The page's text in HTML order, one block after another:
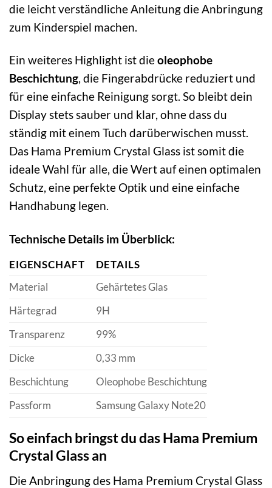
die leicht verständliche Anleitung die Anbringung
zum Kinderspiel machen.
Ein weiteres Highlight ist dieoleophobe
Beschichtung, die Fingerabdrücke reduziert und
für eine einfache Reinigung sorgt. So bleibt dein
Display stets sauber und klar, ohne dass du
ständig mit einem Tuch darüberwischen musst.
Das Hama Premium Crystal Glass ist somit die
ideale Wahl für alle, die Wert auf einen optimalen
Schutz, eine perfekte Optik und eine einfache
Handhabung legen.
Technische Details im Überblick:
EIGENSCHAFT
DETAILS
Material
Gehärtetes Glas
Härtegrad
9H
Transparenz
99%
Dicke
0,33 mm
Beschichtung
Oleophobe Beschichtung
Passform
Samsung Galaxy Note20
So einfach bringst du das Hama Premium
Crystal Glass an
Die Anbringung des Hama Premium Crystal Glass